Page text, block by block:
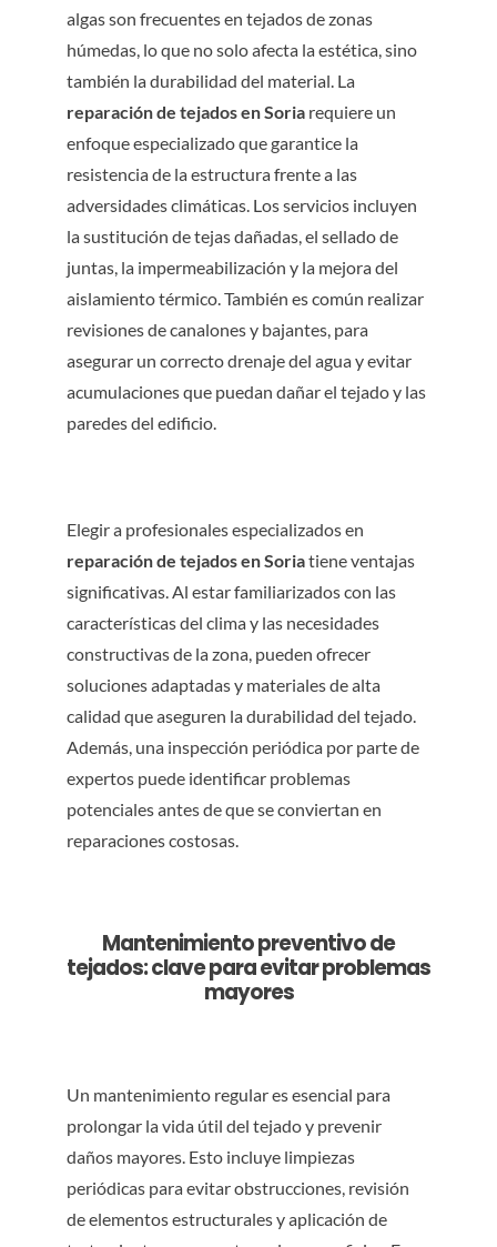
algas son frecuentes en tejados de zonas
húmedas, lo que no solo afecta la estética, sino
también la durabilidad del material. La
reparación de tejados en Soriarequiere un
enfoque especializado que garantice la
resistencia de la estructura frente a las
adversidades climáticas. Los servicios incluyen
la sustitución de tejas dañadas, el sellado de
juntas, la impermeabilización y la mejora del
aislamiento térmico. También es común realizar
revisiones de canalones y bajantes, para
asegurar un correcto drenaje del agua y evitar
acumulaciones que puedan dañar el tejado y las
paredes del edificio.
Elegir a profesionales especializados en
reparación de tejados en Soriatiene ventajas
significativas. Al estar familiarizados con las
características del clima y las necesidades
constructivas de la zona, pueden ofrecer
soluciones adaptadas y materiales de alta
calidad que aseguren la durabilidad del tejado.
Además, una inspección periódica por parte de
expertos puede identificar problemas
potenciales antes de que se conviertan en
reparaciones costosas.
Mantenimiento preventivo de
tejados: clave para evitar problemas
mayores
Un mantenimiento regular es esencial para
prolongar la vida útil del tejado y prevenir
daños mayores. Esto incluye limpiezas
periódicas para evitar obstrucciones, revisión
de elementos estructurales y aplicación de